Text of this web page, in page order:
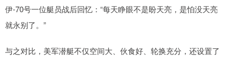
伊-70号一位艇员战后回忆：“每天睁眼不是盼天亮，是怕没天亮
就永别了。”
与之对比，美军潜艇不仅空间大、伙食好、轮换充分，还设置了